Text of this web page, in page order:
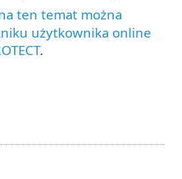
ten temat można
użytkownika online
.